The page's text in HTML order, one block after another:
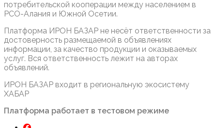
потребительской кооперации между населением в
РСО-Алания и Южной Осетии.
Платформа ИРОН БАЗАР не несёт ответственности за
достоверность размещаемой в объявлениях
информации, за качество продукции и оказываемых
услуг. Вся ответственность лежит на авторах
объявлений.
ИРОН БАЗАР входит в региональную экосистему
ХАБАР
Платформа работает в тестовом режиме